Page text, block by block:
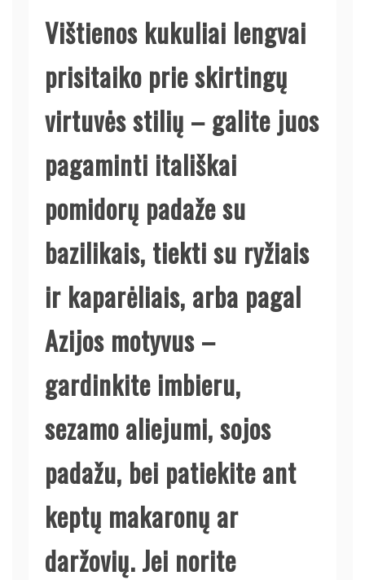
Vištienos kukuliai lengvai
prisitaiko prie skirtingų
virtuvės stilių – galite juos
pagaminti itališkai
pomidorų padaže su
bazilikais, tiekti su ryžiais
ir kaparėliais, arba pagal
Azijos motyvus –
gardinkite imbieru,
sezamo aliejumi, sojos
padažu, bei patiekite ant
keptų makaronų ar
daržovių. Jei norite